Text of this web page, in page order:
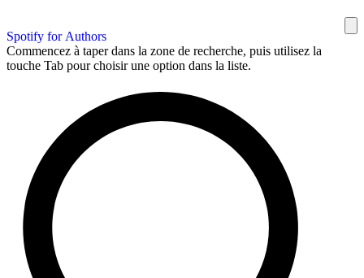
Spotify for Authors
Commencez à taper dans la zone de recherche, puis utilisez la
touche Tab pour choisir une option dans la liste.